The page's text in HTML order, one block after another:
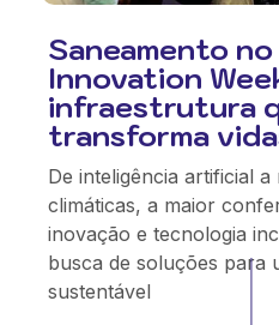
Saneamento no
Innovation
infraestrutura
transforma
De inteligência artificial a
climáticas, a maior
inovação e tecnologia
busca de soluções para
sustentável